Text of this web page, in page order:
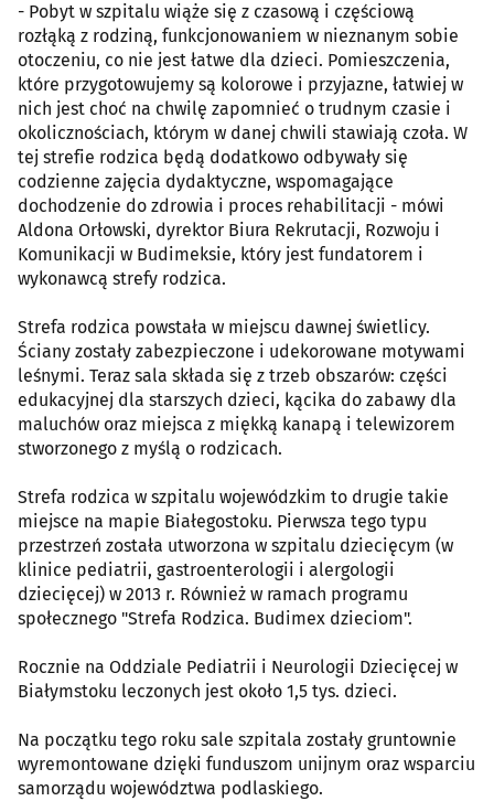
- Pobyt w szpitalu wiąże się z czasową i częściową
rozłąką z rodziną, funkcjonowaniem w nieznanym sobie
otoczeniu, co nie jest łatwe dla dzieci. Pomieszczenia,
które przygotowujemy są kolorowe i przyjazne, łatwiej w
nich jest choć na chwilę zapomnieć o trudnym czasie i
okolicznościach, którym w danej chwili stawiają czoła. W
tej strefie rodzica będą dodatkowo odbywały się
codzienne zajęcia dydaktyczne, wspomagające
dochodzenie do zdrowia i proces rehabilitacji - mówi
Aldona Orłowski, dyrektor Biura Rekrutacji, Rozwoju i
Komunikacji w Budimeksie, który jest fundatorem i
wykonawcą strefy rodzica.
Strefa rodzica powstała w miejscu dawnej świetlicy.
Ściany zostały zabezpieczone i udekorowane motywami
leśnymi. Teraz sala składa się z trzeb obszarów: części
edukacyjnej dla starszych dzieci, kącika do zabawy dla
maluchów oraz miejsca z miękką kanapą i telewizorem
stworzonego z myślą o rodzicach.
Strefa rodzica w szpitalu wojewódzkim to drugie takie
miejsce na mapie Białegostoku. Pierwsza tego typu
przestrzeń została utworzona w szpitalu dziecięcym (w
klinice pediatrii, gastroenterologii i alergologii
dziecięcej) w 2013 r. Również w ramach programu
społecznego "Strefa Rodzica. Budimex dzieciom".
Rocznie na Oddziale Pediatrii i Neurologii Dziecięcej w
Białymstoku leczonych jest około 1,5 tys. dzieci.
Na początku tego roku sale szpitala zostały gruntownie
wyremontowane dzięki funduszom unijnym oraz wsparciu
samorządu województwa podlaskiego.